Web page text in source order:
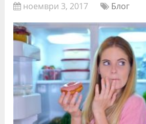
ноември 3, 2017 Блог